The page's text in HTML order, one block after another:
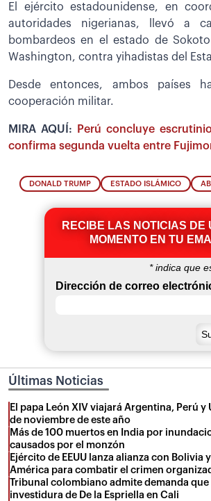
El ejército estadounidense, en
autoridades nigerianas, llevó a
bombardeos en el estado de
Washington, contra yihadistas del
Desde entonces, ambos países
cooperación militar.
MIRA AQUÍ:
Perú concluye
confirma segunda vuelta entre
DONALD TRUMP ESTADO ISLÁMICO
RECIBE LAS NOTICIAS DE
MOMENTO EN TU
*indica que
Dirección de correo
Últimas Noticias
El papa León XIV viajará Argentina, Perú y
de noviembre de este año
Más de 100 muertos en India por
causados por el monzón
Ejército de EEUU lanza alianza con Bolivia
América para combatir el crimen
Tribunal colombiano admite demanda
investidura de De la Espriella en Cali